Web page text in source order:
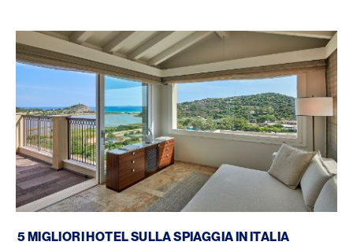
5 MIGLIORI HOTEL SULLA SPIAGGIA IN ITALIA